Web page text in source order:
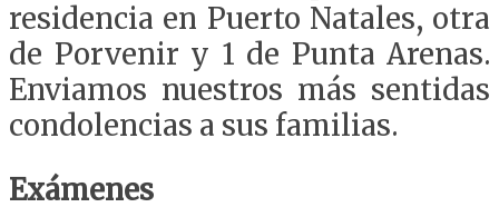
residencia en Puerto Natales, otra
de Porvenir y 1 de Punta Arenas.
Enviamos nuestros más sentidas
condolencias a sus familias.
Exámenes